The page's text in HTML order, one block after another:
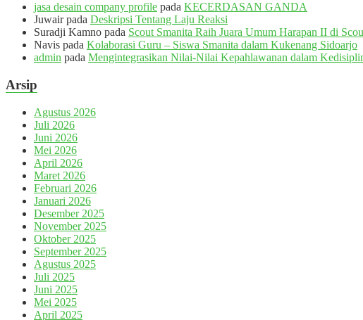
jasa desain company profile pada KECERDASAN GANDA
Juwairpada Deskripsi Tentang Laju Reaksi
Suradji Kamno pada Scout Smanita Raih Juara Umum Harapan II di
Navis pada Kolaborasi Guru – Siswa Smanita dalam Kukenang Sidoarjo
admin pada Mengintegrasikan Nilai-Nilai Kepahlawanan dalam
Arsip
Agustus 2026
Juli 2026
Juni 2026
Mei 2026
April 2026
Maret 2026
Februari 2026
Januari 2026
Desember 2025
November 2025
Oktober 2025
September 2025
Agustus 2025
Juli 2025
Juni 2025
Mei 2025
April 2025